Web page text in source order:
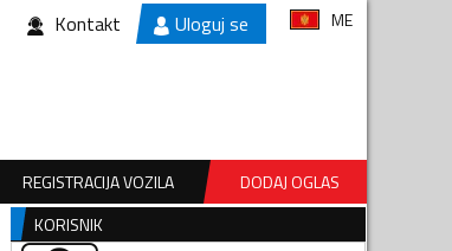
Kontakt Uloguj se ME
REGISTRACIJA VOZILA
DODAJ OGLAS
KORISNIK